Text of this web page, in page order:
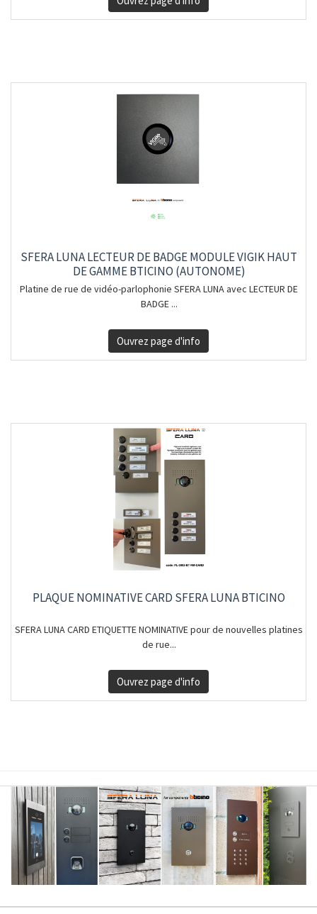
SFERA LUNA LECTEUR DE BADGE MODULE VIGIK HAUT
DE GAMME BTICINO (AUTONOME)
Platine de rue de vidéo-parlophonie SFERA LUNA avec LECTEUR DE
BADGE ...
Ouvrez page d'info
PLAQUE NOMINATIVE CARD SFERA LUNA BTICINO
SFERA LUNA CARD ETIQUETTE NOMINATIVE pour de nouvelles platines
de rue...
Ouvrez page d'info